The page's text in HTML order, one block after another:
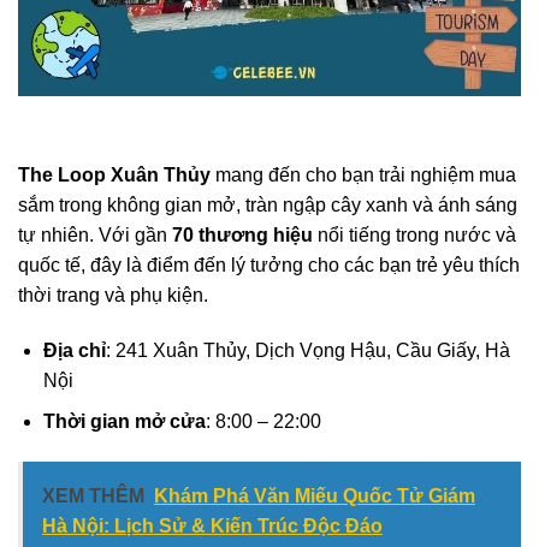
The Loop Xuân Thủy mang đến cho bạn trải nghiệm mua
sắm trong không gian mở, tràn ngập cây xanh và ánh sáng
tự nhiên. Với gần 70 thương hiệu nổi tiếng trong nước và
quốc tế, đây là điểm đến lý tưởng cho các bạn trẻ yêu thích
thời trang và phụ kiện.
Địa chỉ: 241 Xuân Thủy, Dịch Vọng Hậu, Cầu Giấy, Hà
Nội
Thời gian mở cửa: 8:00 – 22:00
XEM THÊM
Khám Phá Văn Miếu Quốc Tử Giám
Hà Nội: Lịch Sử & Kiến Trúc Độc Đáo